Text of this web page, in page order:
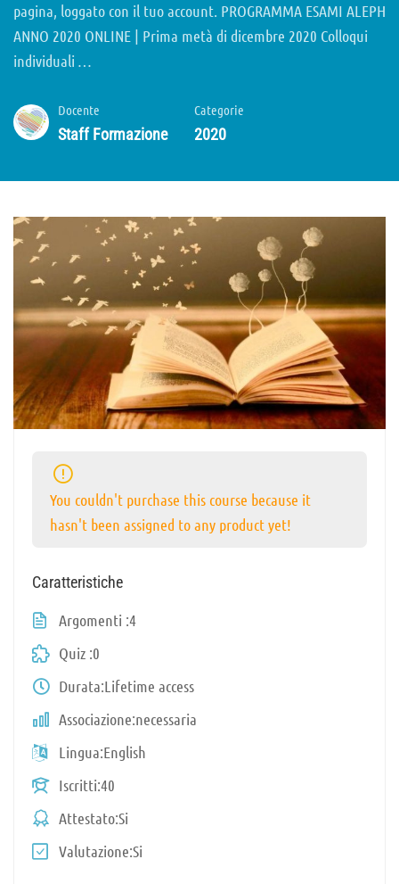
pagina, loggato con il tuo account. PROGRAMMA ESAMI ALEPH
ANNO 2020 ONLINE | Prima metà di dicembre 2020 Colloqui
individuali …
Docente
Staff Formazione
Categorie
2020
You couldn't purchase this course because it
hasn't been assigned to any product yet!
Caratteristiche
Argomenti 4
Quiz 0
Durata Lifetime access
Associazione necessaria
Lingua English
Iscritti 40
AttestatoSi
Valutazione Si